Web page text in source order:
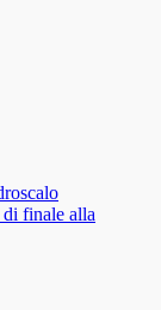
finale alla